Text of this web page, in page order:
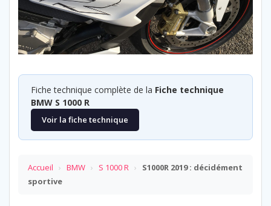
Fiche technique complète de la Fiche technique
BMW S 1000 R
Voir la fiche technique
Accueil › BMW › S 1000 R ›
S1000R 2019 : décidément
sportive